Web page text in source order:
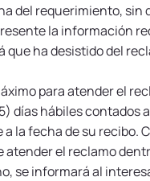
del requerimiento, sin
la información
que ha desistido del
para atender el
días hábiles contados
la fecha de su recibo.
atender el reclamo
se informará al